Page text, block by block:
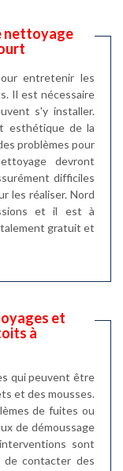
nettoyage
entretenir les
Il est nécessaire
s'y installer.
esthétique de la
problèmes pour
devront
difficiles
les réaliser. Nord
et il est à
gratuit et
et
à
qui peuvent être
et des mousses.
de fuites ou
de démoussage
sont
contacter des